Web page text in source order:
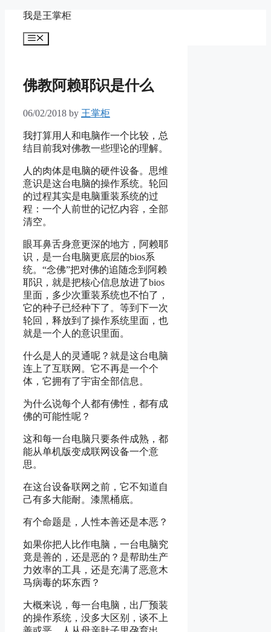
content
我是王掌柜
Menu
佛教阿赖耶识是什么
06/02/2018 by 王掌柜
我打算用人和电脑作一个比较，总
结目前我对佛教一些理论的理解。
人的肉体是电脑的硬件设备。思维
意识是这台电脑的操作系统。轮回
的过程其实是电脑重装系统的过
程：一个人前世的记忆内容，全部
清空。
眼耳鼻舌身意更深的地方，阿赖耶
识，是一台电脑更底层的bios系
统。“念佛”把对佛的追随念到阿赖
耶识，就是把核心信息放进了bios
里面，多少次重装系统也不怕了，
它的种子已经种下了。等到下一次
轮回，释放到了操作系统里面，也
就是一个人的意识里面。
什么是人的灵通呢？就是这台电脑
连上了互联网。它不再是一个个
体，它拥有了宇宙全部信息。
为什么说每个人都有佛性，都有成
佛的可能性呢？
这和每一台电脑只要条件成熟，都
能从单机版变成联网设备一个意
思。
在这台设备联网之前，它不知道自
己有多大能耐。漆黑桶底。
有个命题是，人性本善还是本恶？
如果你把人比作电脑，一台电脑究
竟是善的，还是恶的？是帮助生产
力效率的工具，还是充满了恶意木
马病毒的坏东西？
大概来说，每一台电脑，出厂预装
的操作系统，没多大区别，谈不上